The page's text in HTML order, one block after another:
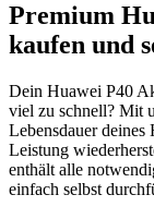
Premium
kaufen und
Dein Huawei P40
viel zu schnell? Mit
Lebensdauer
Leistung
enthält alle
einfach selbst